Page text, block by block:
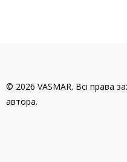
© 2026 VASMAR. Всі права
автора.